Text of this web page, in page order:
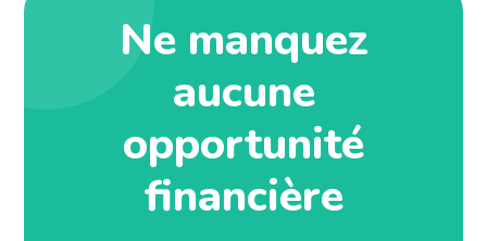
Ne manquez
aucune
opportunité
financière